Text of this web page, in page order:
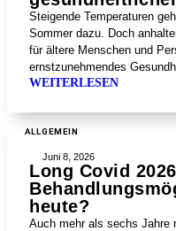
Steigende Temperaturen
Sommer dazu. Doch
für ältere Menschen und
ernstzunehmendes
WEITERLESEN
ALLGEMEIN
Juni 8, 2026
Long Covid
heute?
Auch mehr als sechs Jahre